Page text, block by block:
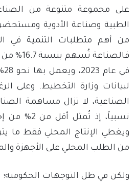
على مجموعة متنوعة من
الطبية وصناعة الأدوية
من أهم متطلبات التنمية في
فالصناعة
لبيانات وزارة التخطيط. وعلى
الصناعية، لا تزال مساهمة
نسبياً، إذ
من الطلب المحلي على الأجهزة
ولكن في ظل التوجهات الحكومية؛